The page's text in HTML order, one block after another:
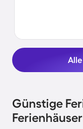
Günstige